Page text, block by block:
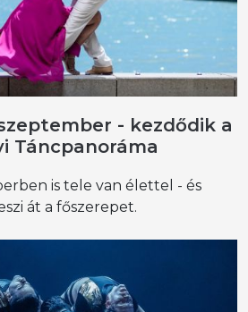
- kezdődik a
Táncpanoráma
is tele van élettel - és
át a főszerepet.